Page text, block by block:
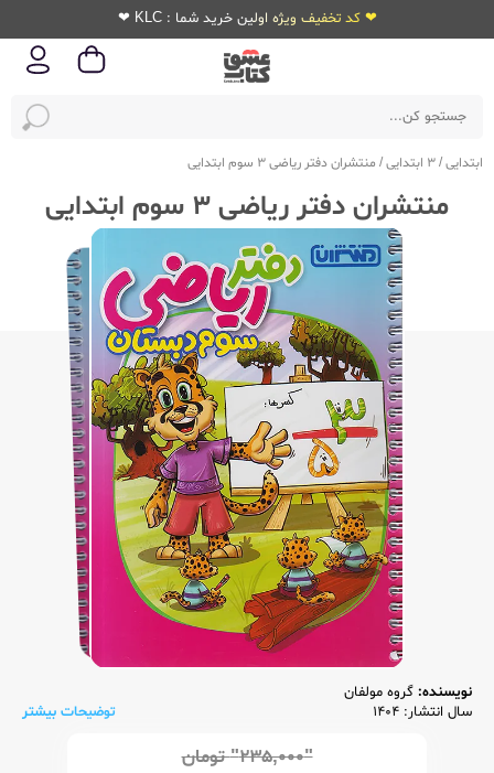
❤ کد تخفیف ویژه اولین خرید شما : KLC ❤
ابتدایی/3 ابتدایی / منتشران دفتر ریاضی 3 سوم ابتدایی
منتشران دفتر ریاضی 3 سوم ابتدایی
نویسنده: گروه مولفان
سال انتشار: 1404
توضیحات بیشتر
"۲۳۵,۰۰۰" تومان